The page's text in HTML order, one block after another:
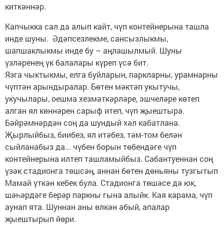
киткәннәр.
Капчыкка сал да алып кайт, чүп контейнерына ташла
инде шуны. Әдәпсезлекме, сансызлыкмы,
шапшаклыкмы инде бу – аңлашылмый. Шуны
үзләренең үк балалары күреп үсә бит.
Язга чыктыкмы, елга буйларын, паркларны, урамнарны
чүптән арындыралар. Бөтен мәктәп укытучы,
укучылары, оешма хезмәткәрләре, эшчеләре көтеп
алган ял көннәрен сарыф итеп, чүп җыештыра.
Бәйрәмнәрдән соң да шундый хәл кабатлана.
Җырлыйбыз, биибез, ял итәбез, тәм-том белән
сыйланабыз да... чүбен борын төбендәге чүп
контейнерына илтеп ташламыйбыз. Сабантуеннан соң
үзәк стадионга төшсәң, аннан бөтен дөньяны тузгытып
Мамай үткән кебек була. Стадионга төшәсе дә юк,
шәһәрдәге берәр паркны гына алыйк. Кая карама, чүп
аунап ята. Шуннан аны өлкән абый, апалар
җыештырып йөри.